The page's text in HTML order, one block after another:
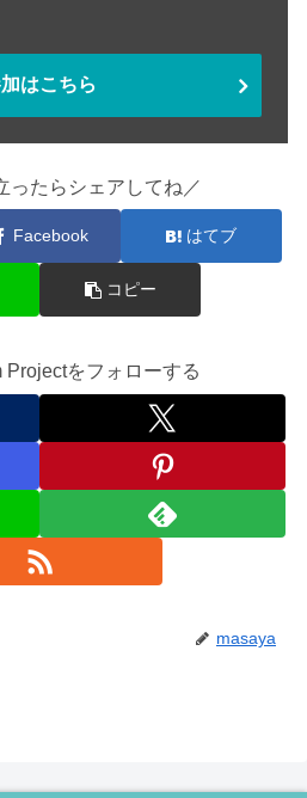
はこちら
ったらシェアしてね／
Facebook はてブ
コピー
Projectをフォローする
masaya